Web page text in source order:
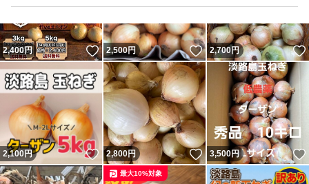
2,400円 いいね！
2,500円 いいね！
2,700円
2,100円 いいね！
2,800円 いいね！
3,500円
最大10%対象